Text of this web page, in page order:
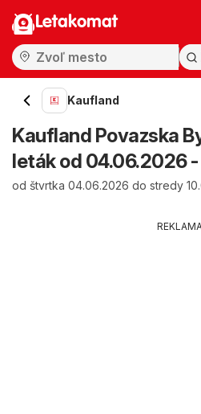
Letakomat
Kaufland
Kaufland Povazska
leták od 04.06.2026
od štvrtka 04.06.2026 do stredy